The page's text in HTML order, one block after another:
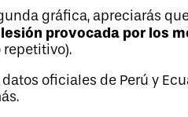
gráfica, apreciarás
lesión provocada por los
repetitivo).
oficiales de Perú y